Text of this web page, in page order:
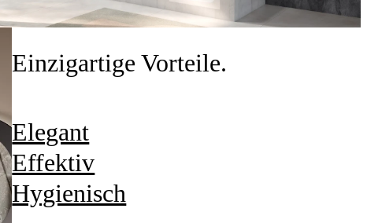
Einzigartige Vorteile.
Elegant
Effektiv
Hygienisch